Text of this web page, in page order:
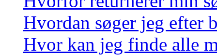
Hvordan søger jeg efter
Hvor kan jeg finde alle